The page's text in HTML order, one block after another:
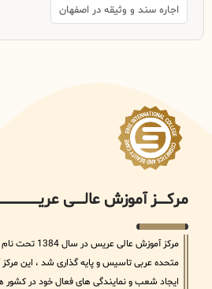
اجاره سند و وثیقه در اصفهان
مرکــــــز آموزش عالــــــی
مرکز آموزش
متحده عربی تاسیس و پایه گذاری شد ، این
ایجاد شعب و نمایندگی های فعال خود در کشور